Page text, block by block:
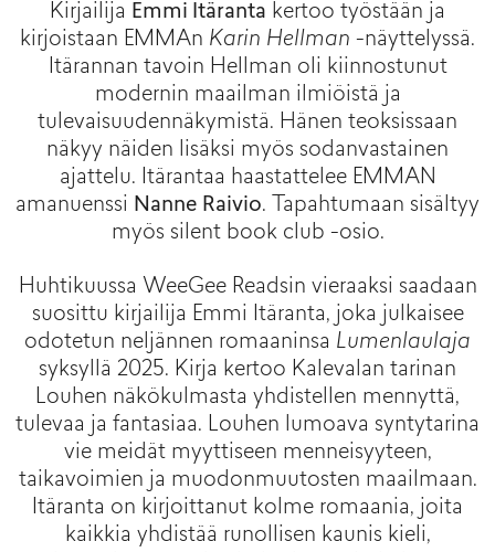
Kirjailija Emmi Itäranta kertoo työstään ja
kirjoistaan EMMAn Karin Hellman -näyttelyssä.
Itärannan tavoin Hellman oli kiinnostunut
modernin maailman ilmiöistä ja
tulevaisuudennäkymistä. Hänen teoksissaan
näkyy näiden lisäksi myös sodanvastainen
ajattelu. Itärantaa haastattelee EMMAN
amanuenssi Nanne Raivio. Tapahtumaan sisältyy
myös silent book club -osio.
Huhtikuussa WeeGee Readsin vieraaksi saadaan
suosittu kirjailija Emmi Itäranta, joka julkaisee
odotetun neljännen romaaninsa Lumenlaulaja
syksyllä 2025. Kirja kertoo Kalevalan tarinan
Louhen näkökulmasta yhdistellen mennyttä,
tulevaa ja fantasiaa. Louhen lumoava syntytarina
vie meidät myyttiseen menneisyyteen,
taikavoimien ja muodonmuutosten maailmaan.
Itäranta on kirjoittanut kolme romaania, joita
kaikkia yhdistää runollisen kaunis kieli,